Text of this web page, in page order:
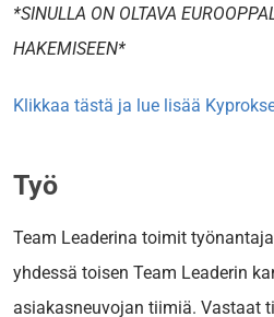
*SINULLA ON OLTAVA
HAKEMISEEN*
Klikkaa tästä ja lue lisää
Työ
Team Leaderina toimit
yhdessä toisen Team Leaderin
asiakasneuvojan tiimiä. Vastaat